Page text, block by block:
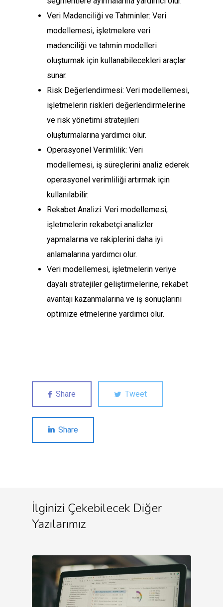
Veri Madenciliği ve Tahminler: Veri
modellemesi, işletmelere veri
madenciliği ve tahmin modelleri
oluşturmak için kullanabilecekleri araçlar
sunar.
Risk Değerlendirmesi: Veri modellemesi,
işletmelerin riskleri değerlendirmelerine
ve risk yönetimi stratejileri
oluşturmalarına yardımcı olur.
Operasyonel Verimlilik: Veri
modellemesi, iş süreçlerini analiz ederek
operasyonel verimliliği artırmak için
kullanılabilir.
Rekabet Analizi: Veri modellemesi,
işletmelerin rekabetçi analizler
yapmalarına ve rakiplerini daha iyi
anlamalarına yardımcı olur.
Veri modellemesi, işletmelerin veriye
dayalı stratejiler geliştirmelerine, rekabet
avantajı kazanmalarına ve iş sonuçlarını
optimize etmelerine yardımcı olur.
Share Tweet
Share
İlginizi Çekebilecek Diğer
Yazılarımız